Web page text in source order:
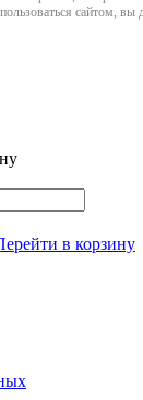
сайтом, вы
в корзину